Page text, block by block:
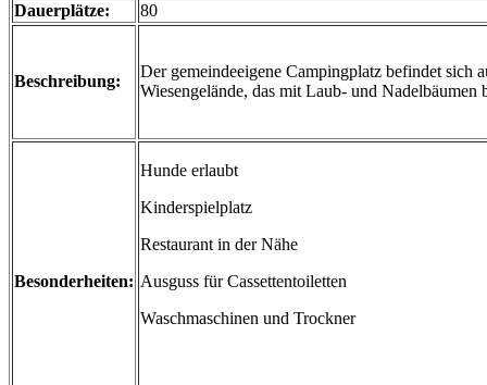
Dauerplätze:
80
Beschreibung:
Der gemeindeeigene Campingplatz befindet sich
Wiesengelände, das mit Laub- und Nadelbäumen
Besonderheiten:
Hunde erlaubt
Kinderspielplatz
Restaurant in der Nähe
Ausguss für Cassettentoiletten
Waschmaschinen und Trockner